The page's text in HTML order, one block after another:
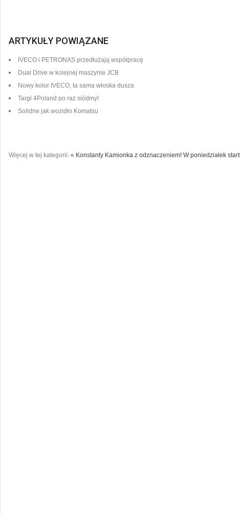
ARTYKUŁY POWIĄZANE
IVECO i PETRONAS przedłużają współpracę
Dual Drive w kolejnej maszynie JCB
Nowy kolor IVECO, ta sama włoska dusza
Targi 4Poland po raz siódmy!
Solidne jak wozidło Komatsu
Więcej w tej kategorii: « Konstanty Kamionka z odznaczeniem! W poniedziałek